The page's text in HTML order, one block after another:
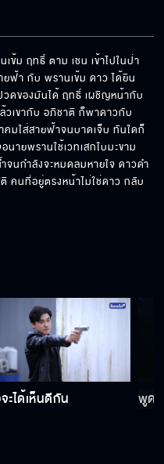
บบตัวเป็น ๆ
ากไหน
กไม้
โจร
ข้ม ฤทธิ์ ตาม เชน เข้าไปในป่า
ยฟ้า กับ พรานเข้ม ดาว ได้ยิน
วดของมันได้ ฤทธิ์ เผชิญหน้ากับ
วเขากับ อภิชาติ ก็พาดาวกับ
คมใส่สายฟ้าจนบาดเจ็บ ทันใดก็
ายพรานใช้เวทเสกใบมะขาม
จนกำลังจะหมดลมหายใจ ดาวดำ
คนที่อยู่ตรงหน้าไม่ใช่ดาว กลับ
ะได้เห็นดีกัน พูดถึ